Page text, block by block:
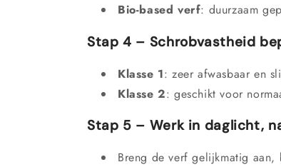
Bio-based verf: duurzaam
Stap 4 – Schrobvastheid
Klasse 1: zeer afwasbaar en
Klasse 2: geschikt voor
Stap 5 – Werk in daglicht,
Breng de verf gelijkmatig